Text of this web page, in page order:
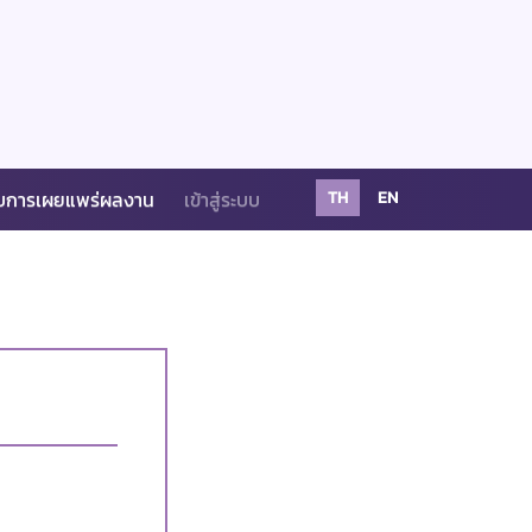
ารเผยแพร่ผลงาน เข้าสู่ระบบ TH EN